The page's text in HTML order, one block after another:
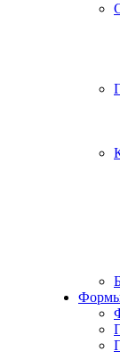
Формы